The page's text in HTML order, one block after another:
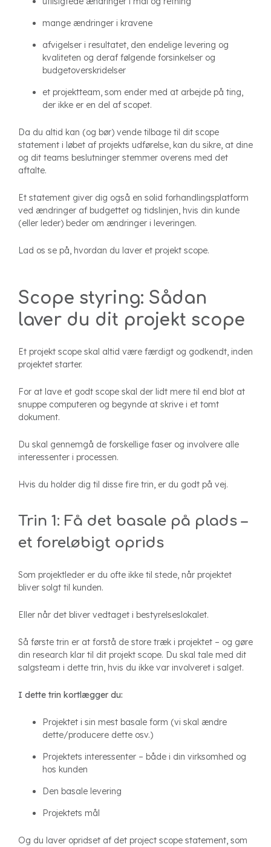
mange ændringer i kravene
afvigelser i resultatet, den endelige levering og
kvaliteten og deraf følgende forsinkelser og
budgetoverskridelser
et projektteam, som ender med at arbejde på ting,
der ikke er en del af scopet.
Da du altid kan (og bør) vende tilbage til dit scope
statement i løbet af projekts udførelse, kan du sikre, at dine
og dit teams beslutninger stemmer overens med det
aftalte.
Et statement giver dig også en solid forhandlingsplatform
ved ændringer af budgettet og tidslinjen, hvis din kunde
(eller leder) beder om ændringer i leveringen.
Lad os se på, hvordan du laver et projekt scope.
Scope styring: Sådan
laver du dit projekt scope
Et projekt scope skal altid være færdigt og godkendt, inden
projektet starter.
For at lave et godt scope skal der lidt mere til end blot at
snuppe computeren og begynde at skrive i et tomt
dokument.
Du skal gennemgå de forskellige faser og involvere alle
interessenter i processen.
Hvis du holder dig til disse fire trin, er du godt på vej.
Trin 1: Få det basale på plads –
et foreløbigt oprids
Som projektleder er du ofte ikke til stede, når projektet
bliver solgt til kunden.
Eller når det bliver vedtaget i bestyrelseslokalet.
Så første trin er at forstå de store træk i projektet – og gøre
din research klar til dit projekt scope. Du skal tale med dit
salgsteam i dette trin, hvis du ikke var involveret i salget.
I dette trin kortlægger du:
Projektet i sin mest basale form (vi skal ændre
dette/producere dette osv.)
Projektets interessenter – både i din virksomhed og
hos kunden
Den basale levering
Projektets mål
Og du laver opridset af det project scope statement, som